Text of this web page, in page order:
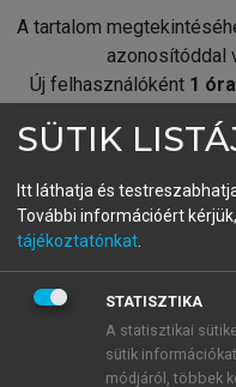
A tartalom
azonosítóddal
Új felhasználóként 1
fiókoddal,
A regisztráció után a
BELÉPÉS
SÜTIK
Itt láthatja és
További információért
tájékoztatónkat
STATISZTIKA
A statisztikai
sütik
módjáról, többek